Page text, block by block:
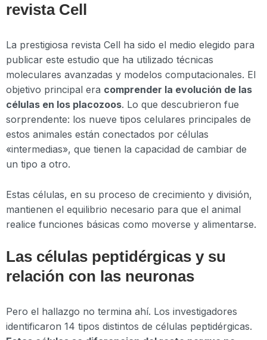
revista Cell
La prestigiosa revista Cell ha sido el medio elegido para
publicar este estudio que ha utilizado técnicas
moleculares avanzadas y modelos computacionales. El
objetivo principal era comprender la evolución de las
células en los placozoos. Lo que descubrieron fue
sorprendente: los nueve tipos celulares principales de
estos animales están conectados por células
«intermedias», que tienen la capacidad de cambiar de
un tipo a otro.
Estas células, en su proceso de crecimiento y división,
mantienen el equilibrio necesario para que el animal
realice funciones básicas como moverse y alimentarse.
Las células peptidérgicas y su
relación con las neuronas
Pero el hallazgo no termina ahí. Los investigadores
identificaron 14 tipos distintos de células peptidérgicas.